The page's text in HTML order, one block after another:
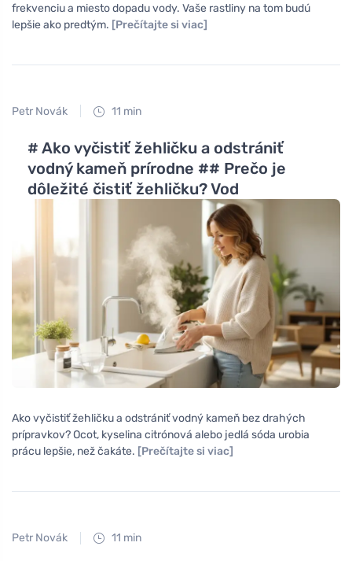
frekvenciu a miesto dopadu vody. Vaše rastliny na tom budú
lepšie ako predtým. [Prečítajte si viac]
Petr Novák 11 min
# Ako vyčistiť žehličku a odstrániť
vodný kameň prírodne ## Prečo je
dôležité čistiť žehličku? Vod
Ako vyčistiť žehličku a odstrániť vodný kameň bez drahých
prípravkov? Ocot, kyselina citrónová alebo jedlá sóda urobia
prácu lepšie, než čakáte. [Prečítajte si viac]
Petr Novák 11 min